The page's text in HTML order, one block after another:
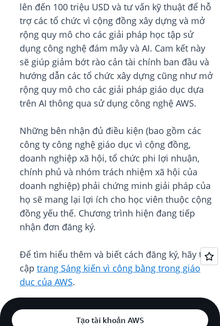
lên đến 100 triệu USD và tư vấn kỹ thuật để hỗ
trợ các tổ chức vì cộng đồng xây dựng và mở
rộng quy mô cho các giải pháp học tập sử
dụng công nghệ đám mây và AI. Cam kết này
sẽ giúp giảm bớt rào cản tài chính ban đầu và
hướng dẫn các tổ chức xây dựng cũng như mở
rộng quy mô cho các giải pháp giáo dục dựa
trên AI thông qua sử dụng công nghệ AWS.
Những bên nhận đủ điều kiện (bao gồm các
công ty công nghệ giáo dục vì cộng đồng,
doanh nghiệp xã hội, tổ chức phi lợi nhuận,
chính phủ và nhóm trách nhiệm xã hội của
doanh nghiệp) phải chứng minh giải pháp của
họ sẽ mang lại lợi ích cho học viên thuộc cộng
đồng yếu thế. Chương trình hiện đang tiếp
nhận đơn đăng ký.
Để tìm hiểu thêm và biết cách đăng ký, hãy truy
cập trang Sáng kiến vì công bằng trong giáo
dục của AWS.
Tạo tài khoản AWS